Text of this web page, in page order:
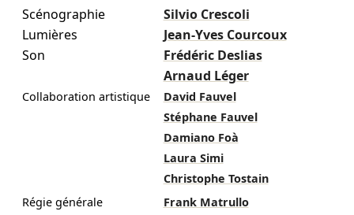
Scénographie
Silvio Crescoli
Lumières
Jean-Yves Courcoux
Son
Frédéric Deslias
Arnaud Léger
Collaboration artistique
David Fauvel
Stéphane Fauvel
Damiano Foà
Laura Simi
Christophe Tostain
Régie générale
Frank Matrullo